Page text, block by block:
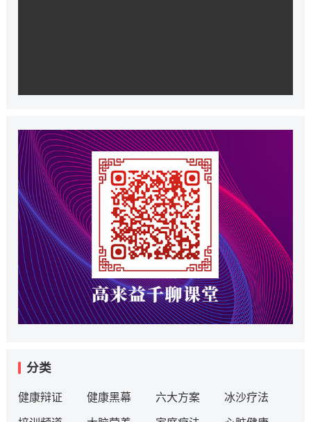
分类
健康辩证 健康黑幕 六大方案 冰沙疗法